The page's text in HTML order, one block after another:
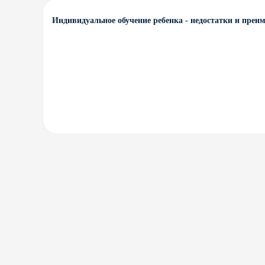
Индивидуальное обучение ребенка - недостатки и